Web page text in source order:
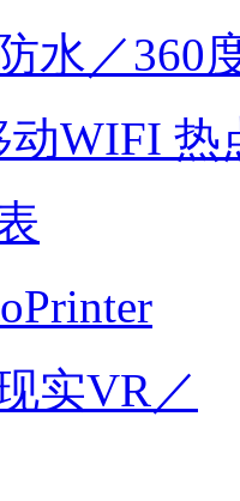
水／360
动WIFI 热
实VR／